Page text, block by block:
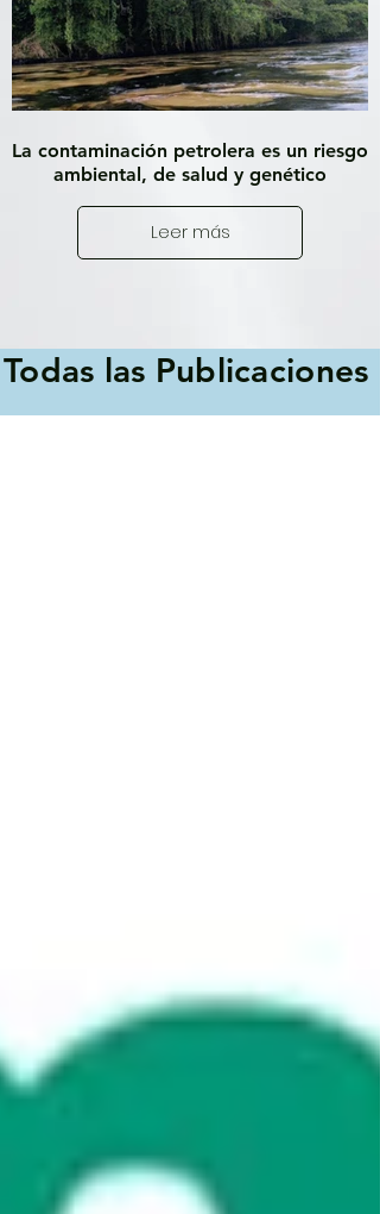
La contaminación petrolera es un riesgo
ambiental, de salud y genético
Leer más
Todas las Publicaciones